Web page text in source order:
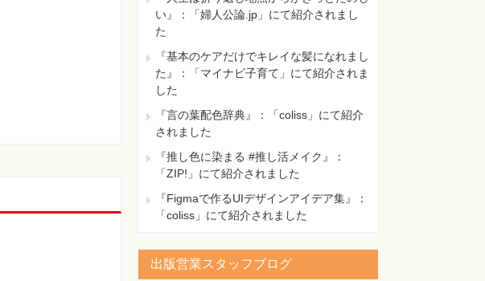
い』：「婦人公論.jp」にて紹介されまし
た
『基本のケアだけでキレイな髪になれまし
た』：「マイナビ子育て」にて紹介されま
した
『言の葉配色辞典』：「coliss」にて紹介
されました
『推し色に染まる #推し活メイク』：
「ZIP!」にて紹介されました
『Figmaで作るUIデザインアイデア集』：
「coliss」にて紹介されました
出版営業スタッフブログ